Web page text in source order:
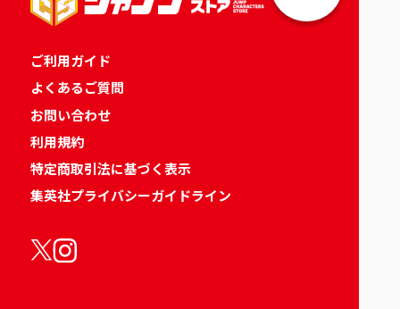
ご利用ガイド
よくあるご質問
お問い合わせ
利用規約
特定商取引法に基づく表示
集英社プライバシーガイドライン